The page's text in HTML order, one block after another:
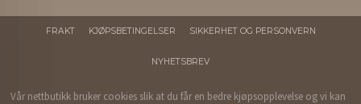
FRAKT KJØPSBETINGELSER SIKKERHET OG PERSONVERN
NYHETSBREV
Vår nettbutikk bruker cookies slik at du får en bedre kjøpsopplevelse og vi kan